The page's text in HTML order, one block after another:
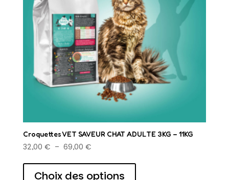
Croquettes VET SAVEUR CHAT ADULTE 3KG – 11KG
32,00 € – 69,00 €Plage
prix :
Choix des options